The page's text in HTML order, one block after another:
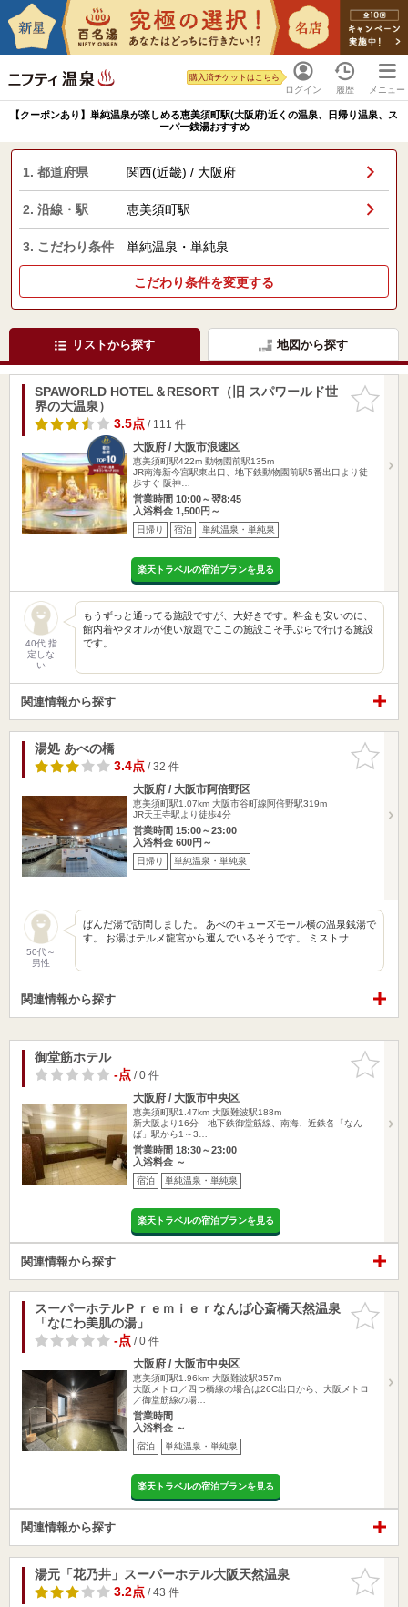
ログイン
購入済チケットはこちら
履歴 メニュー
【クーポンあり】単純温泉が楽しめる恵美須町駅(大阪府)近くの温泉、日帰り温泉、ス
ーパー銭湯おすすめ
1. 都道府県 関西(近畿) / 大阪府
2. 沿線・駅 恵美須町駅
3. こだわり条件 単純温泉・単純泉
こだわり条件を変更する
リストから探す 地図から探す
お気に入
りに追加
SPAWORLD HOTEL＆RESORT（旧 スパワールド世
界の大温泉）
3.5点/ 111 件
大阪府 / 大阪市浪速区
恵美須町駅422m 動物園前駅135m
JR南海新今宮駅東出口、地下鉄動物園前駅5番出口より徒
歩すぐ 阪神…
営業時間 10:00～翌8:45
入浴料金 1,500円～
日帰り 宿泊 単純温泉・単純泉
楽天トラベルの宿泊プランを見る
40代 指
定しな
い
もうずっと通ってる施設ですが、大好きです。料金も安いのに、
館内着やタオルが使い放題でここの施設こそ手ぶらで行ける施設
です。…
関連情報から探す
お気に入
りに追加
湯処 あべの橋
3.4点/ 32 件
大阪府 / 大阪市阿倍野区
恵美須町駅1.07km 大阪市谷町線阿倍野駅319m
JR天王寺駅より徒歩4分
営業時間 15:00～23:00
入浴料金 600円～
日帰り 単純温泉・単純泉
50代～
男性
ぱんだ湯で訪問しました。 あべのキューズモール横の温泉銭湯で
す。 お湯はテルメ龍宮から運んでいるそうです。 ミストサ…
関連情報から探す
お気に入
りに追加
御堂筋ホテル
-点/ 0 件
大阪府 / 大阪市中央区
恵美須町駅1.47km 大阪難波駅188m
新大阪より16分 地下鉄御堂筋線、南海、近鉄各「なん
ば」駅から1～3…
営業時間 18:30～23:00
入浴料金 ～
宿泊 単純温泉・単純泉
楽天トラベルの宿泊プランを見る
関連情報から探す
お気に入
りに追加
スーパーホテルＰｒｅｍｉｅｒなんば心斎橋天然温泉
「なにわ美肌の湯」
-点/ 0 件
大阪府 / 大阪市中央区
恵美須町駅1.96km 大阪難波駅357m
大阪メトロ／四つ橋線の場合は26C出口から、大阪メトロ
／御堂筋線の場…
営業時間
入浴料金 ～
宿泊 単純温泉・単純泉
楽天トラベルの宿泊プランを見る
関連情報から探す
お気に入
りに追加
湯元「花乃井」スーパーホテル大阪天然温泉
3.2点/ 43 件